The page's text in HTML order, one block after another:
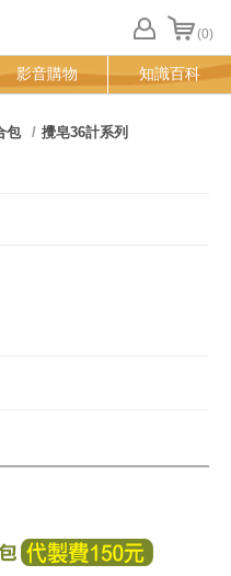
(0)
FB
登
影音購物 知識百科
包 攪皂36計系列